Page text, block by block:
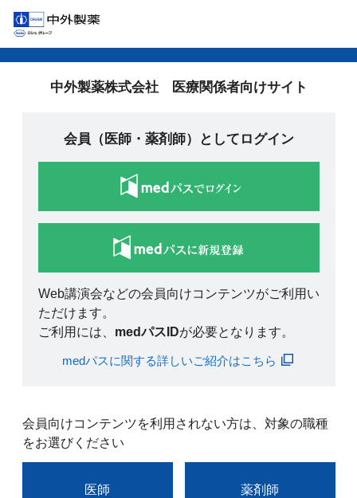
中外製薬株式会社 医療関係者向けサイト
会員（医師・薬剤師）としてログイン
Web講演会などの会員向けコンテンツがご利用い
ただけます。
ご利用には、 medパスIDが必要となります。
medパスに関する詳しいご紹介はこちら
会員向けコンテンツを利用されない方は、対象の職種
をお選びください
医師 薬剤師